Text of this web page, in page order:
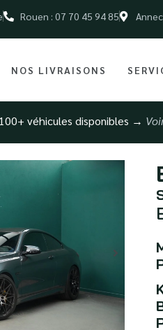
Rouen : 07 70 45 94 85
NOS LIVRAISONS
véhicules disponibles →